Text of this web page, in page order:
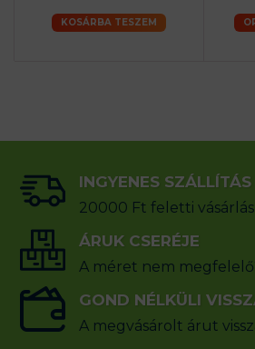
KOSÁRBA TESZEM
INGYENES SZÁLLÍTÁS
20000 Ft feletti
ÁRUK CSERÉJE
A méret nem
GOND NÉLKÜLI
A megvásárolt árut